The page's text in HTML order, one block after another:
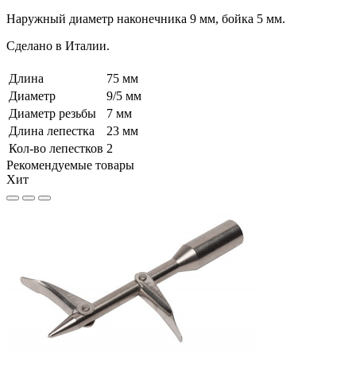
Наружный диаметр наконечника 9 мм, бойка 5 мм.
Сделано в Италии.
Длина
75 мм
Диаметр
9/5 мм
Диаметр резьбы
7 мм
Длина лепестка
23 мм
Кол-во лепестков 2
Рекомендуемые товары
Хит